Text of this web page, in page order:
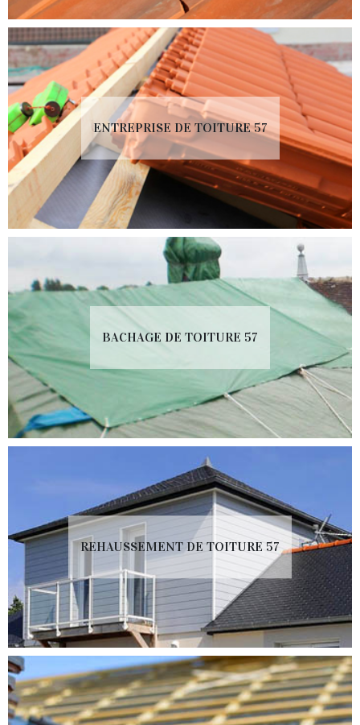
ENTREPRISE DE TOITURE 57
BACHAGE DE TOITURE 57
REHAUSSEMENT DE TOITURE 57